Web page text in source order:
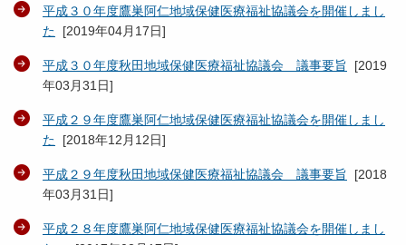
平成３０年度鷹巣阿仁地域保健医療福祉協議会を開催しまし
た [2019年04月17日]
平成３０年度秋田地域保健医療福祉協議会 議事要旨 [2019
年03月31日]
平成２９年度鷹巣阿仁地域保健医療福祉協議会を開催しまし
た [2018年12月12日]
平成２９年度秋田地域保健医療福祉協議会 議事要旨 [2018
年03月31日]
平成２８年度鷹巣阿仁地域保健医療福祉協議会を開催しまし